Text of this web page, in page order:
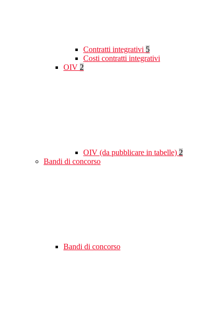
Contratti integrativi 5
Costi contratti integrativi
OIV 2
OIV (da pubblicare in tabelle) 2
Bandi di concorso
Bandi di concorso